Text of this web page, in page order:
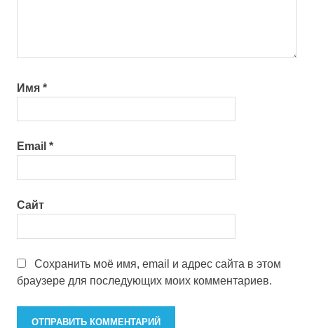
Имя *
Email *
Сайт
Сохранить моё имя, email и адрес сайта в этом
браузере для последующих моих комментариев.